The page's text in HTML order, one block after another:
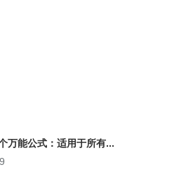
万能公式：适用于所有...